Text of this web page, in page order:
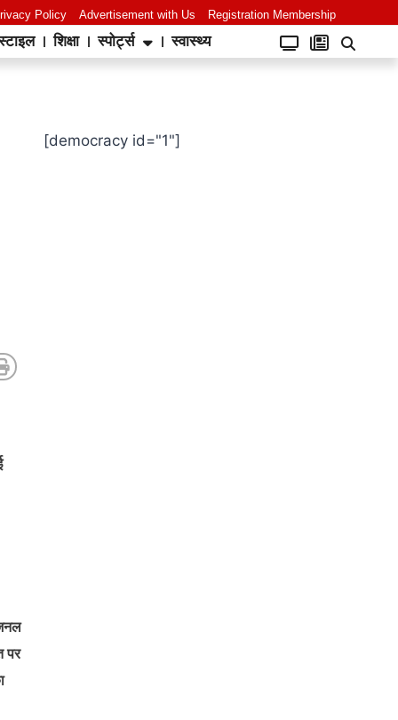
Policy Advertisement with Us Registration Membership
शिक्षा स्पोर्ट्स स्वास्थ्य
पर
[democracy id="1"]